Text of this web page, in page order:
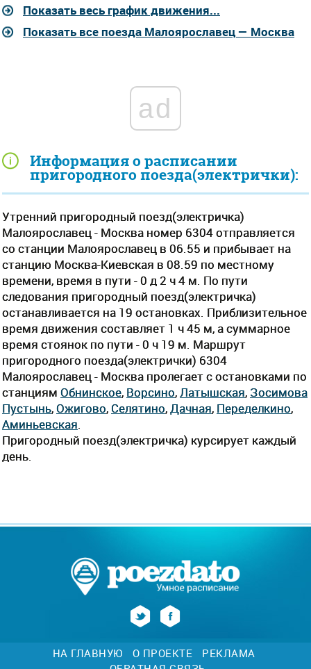
Информация о расписании
пригородного поезда(электрички):
Утренний пригородный поезд(электричка)
Малоярославец - Москва номер 6304 отправляется
со станции Малоярославец в 06.55 и прибывает на
станцию Москва-Киевская в 08.59 по местному
времени, время в пути - 0 д 2 ч 4 м. По пути
следования пригородный поезд(электричка)
останавливается на 19 остановках. Приблизительное
время движения составляет 1 ч 45 м, а суммарное
время стоянок по пути - 0 ч 19 м. Маршрут
пригородного поезда(электрички) 6304
Малоярославец - Москва пролегает c остановками по
станциям Обнинское, Ворсино, Латышская, Зосимова
Пустынь,Ожигово, Селятино, Дачная, Переделкино,
Аминьевская
Пригородный поезд(электричка) курсирует каждый
день.
Показать весь график движения...
Показать все поезда Малоярославец — Москва
ad
НА ГЛАВНУЮ О ПРОЕКТЕ
РЕКЛАМА